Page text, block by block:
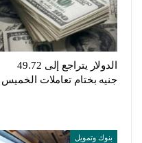
الدولار يتراجع إلى 49.72
جنيه بختام تعاملات الخميس
بنوك وتمويل